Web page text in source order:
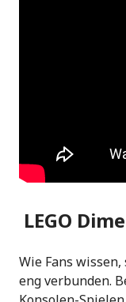
LEGO
Wie Fans
eng verbunden.